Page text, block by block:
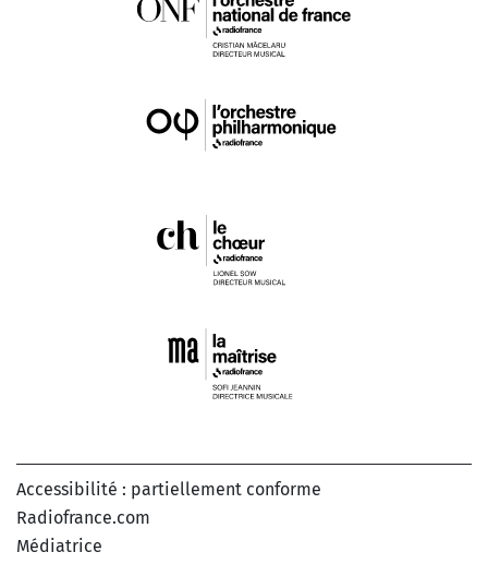
Accessibilité : partiellement conforme
Radiofrance.com
Médiatrice